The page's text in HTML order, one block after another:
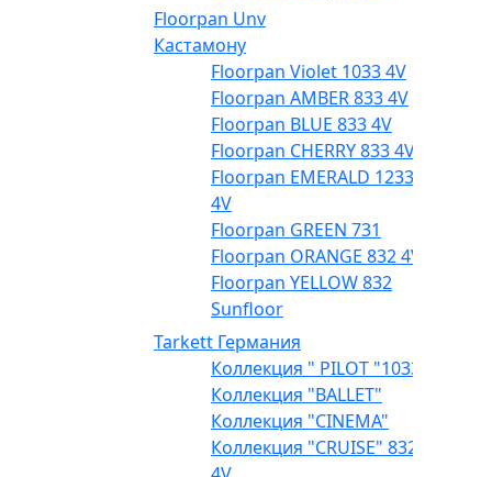
Floorpan Unv
Кастамону
Floorpan Violet 1033 4V
Floorpan AMBER 833 4V
Floorpan BLUE 833 4V
Floorpan CHERRY 833 4V
Floorpan EMERALD 1233
4V
Floorpan GREEN 731
Floorpan ORANGE 832 4V
Floorpan YELLOW 832
Sunfloor
Tarkett Германия
Коллекция " PILOT "1033
Коллекция "BALLET"
Коллекция "CINEMA"
Коллекция "CRUISE" 832